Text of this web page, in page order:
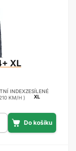
XL
INDEX
KM/H )
ZESÍLENÉ
XL